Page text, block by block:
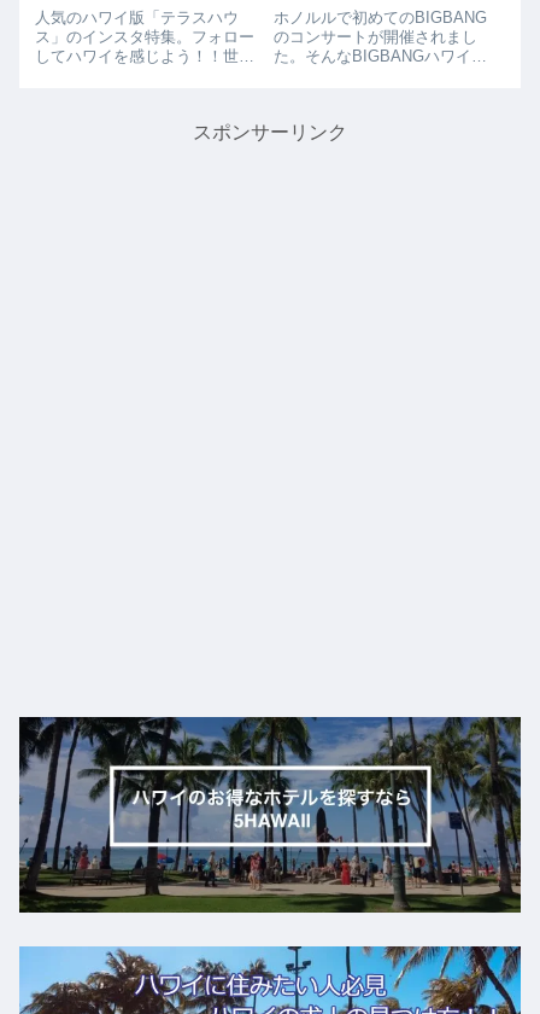
を感じよう！！
人気のハワイ版「テラスハウ
ス」のインスタ特集。フォロー
してハワイを感じよう！！世界
STATE」ですが、ハワイ好きな
が泊まったホテルはあそ
こですね。(ヒントあり)
ホノルルで初めてのBIGBANG
のコンサートが開催されまし
た。そんなBIGBANGハワイフ
ートの規模の約1/10でしょう
スポンサーリンク